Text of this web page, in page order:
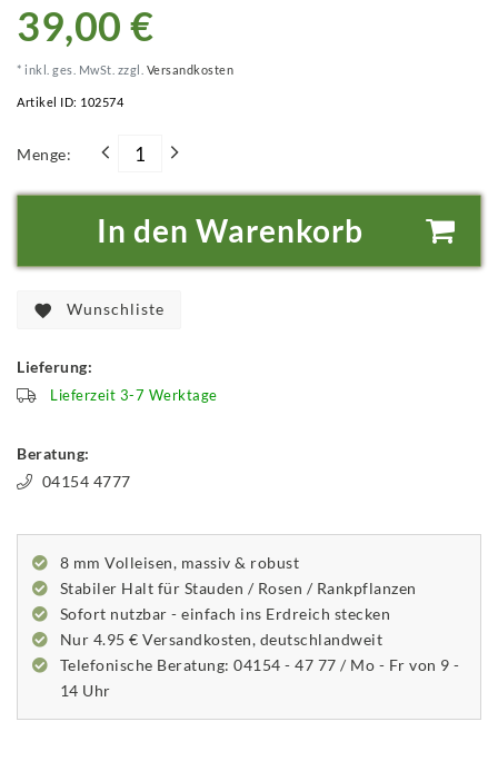
39,00 €
* inkl. ges. MwSt. zzgl. Versandkosten
Artikel ID: 102574
Menge:
In den Warenkorb
Wunschliste
Lieferung:
Lieferzeit 3-7 Werktage
Beratung:
04154 4777
8 mm Volleisen, massiv & robust
Stabiler Halt für Stauden / Rosen / Rankpflanzen
Sofort nutzbar - einfach ins Erdreich stecken
Nur 4.95 € Versandkosten, deutschlandweit
Telefonische Beratung: 04154 - 47 77 / Mo - Fr von 9 -
14 Uhr